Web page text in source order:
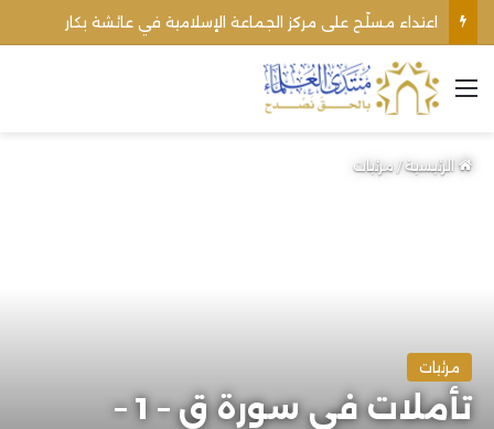
اعتداء مسلّح على مركز الجماعة الإسلامية في عائشة بكار
القائمة
الرئيسية/مرئيات
مرئيات
تأملات في سورة ق – 1 –